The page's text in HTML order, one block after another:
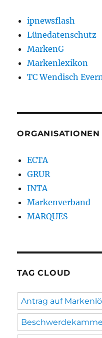
ipnewsflash
Lünedatenschutz
MarkenG
Markenlexikon
TC Wendisch
ORGANISATIONEN
ECTA
GRUR
INTA
Markenverband
MARQUES
TAG CLOUD
Antrag auf